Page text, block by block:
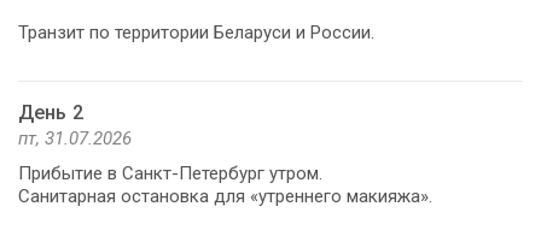
Транзит по территории Беларуси и России.
День 2
пт, 31.07.2026
Прибытие в Санкт-Петербург утром.
Санитарная остановка для «утреннего макияжа».